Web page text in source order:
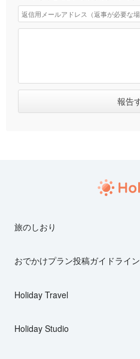
旅のしおり
おでかけプラン投稿ガイドライン
Holiday Travel
Holiday Studio